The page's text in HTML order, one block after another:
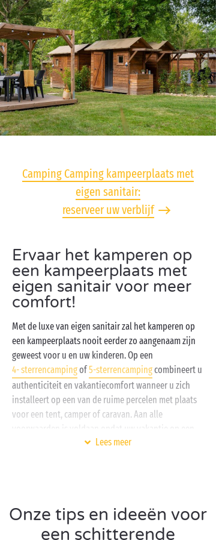
Camping Camping kampeerplaats met
eigen sanitair:
reserveer uw verblijf
Ervaar het kamperen op
een kampeerplaats met
eigen sanitair voor meer
comfort!
Met de luxe van eigen sanitair zal het kamperen op
een kampeerplaats nooit eerder zo aangenaam zijn
geweest voor u en uw kinderen. Op een
4- sterrencampingof5-sterrencampingcombineert u
authenticiteit en vakantiecomfort wanneer u zich
installeert op een van de ruime percelen met plaats
voor een tent, camper of caravan. Aan alle
met eigen sanitair u nog lang zal
Toegang tot hoogwaardige voorzieningen en
diensten
Lees meer
Onze tips en ideeën voor
een schitterende